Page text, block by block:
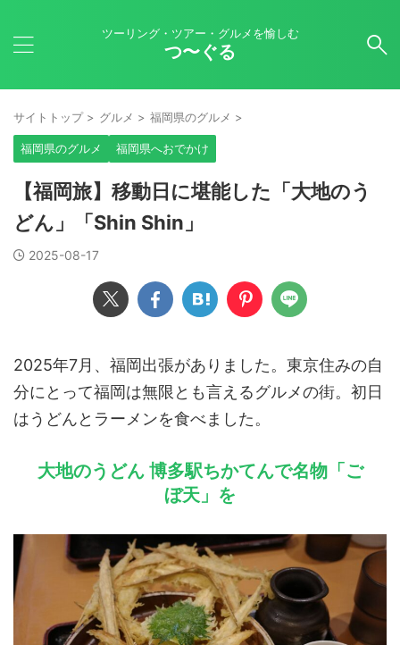
ツーリング・ツアー・グルメを愉しむ
つ〜ぐる
サイトトップ > グルメ > 福岡県のグルメ >
福岡県のグルメ 福岡県へおでかけ
【福岡旅】移動日に堪能した「大地のう
どん」「Shin Shin」
2025-08-17
2025年7月、福岡出張がありました。東京住みの自
分にとって福岡は無限とも言えるグルメの街。初日
はうどんとラーメンを食べました。
大地のうどん 博多駅ちかてんで名物「ご
ぼ天」を